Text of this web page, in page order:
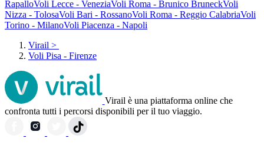
RapalloVoli Lecce - VeneziaVoli Roma - Brunico BruneckVoli
Nizza - TolosaVoli Bari - RossanoVoli Roma - Reggio CalabriaVoli
Torino - MilanoVoli Piacenza - Napoli
Virail >
Voli Pisa - Firenze
Virail è una piattaforma online che
confronta tutti i percorsi disponibili per il tuo viaggio.